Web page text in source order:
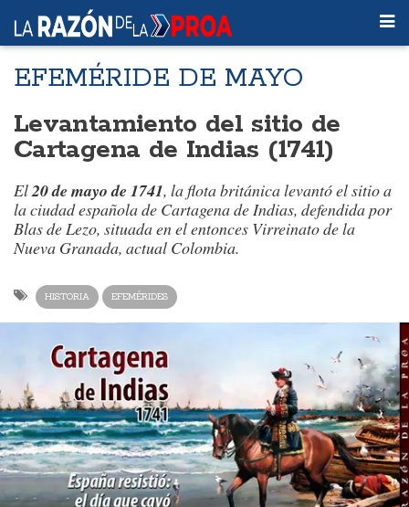
EFEMÉRIDE DE MAYO
Levantamiento del sitio de
Cartagena de Indias (1741)
El20 de mayo de 1741, la flota británica levantó el sitio a
la ciudad española de Cartagena de Indias, defendida por
Blas de Lezo, situada en el entonces Virreinato de la
Nueva Granada, actual Colombia.
HISTORIA EFEMÉRIDES